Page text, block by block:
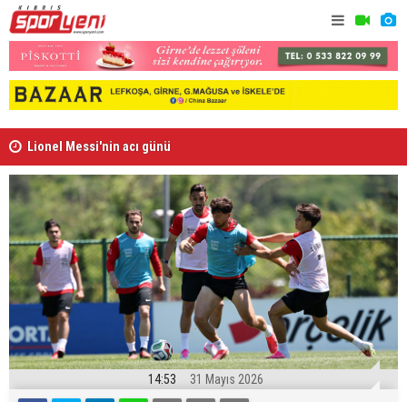
Lionel Messi'nin acı günü
14:53 31 Mayıs 2026